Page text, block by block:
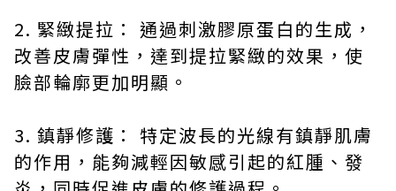
2. 緊緻提拉： 通過刺激膠原蛋白的生成，
改善皮膚彈性，達到提拉緊緻的效果，使
臉部輪廓更加明顯。
3. 鎮靜修護： 特定波長的光線有鎮靜肌膚
的作用，能夠減輕因敏感引起的紅腫、發